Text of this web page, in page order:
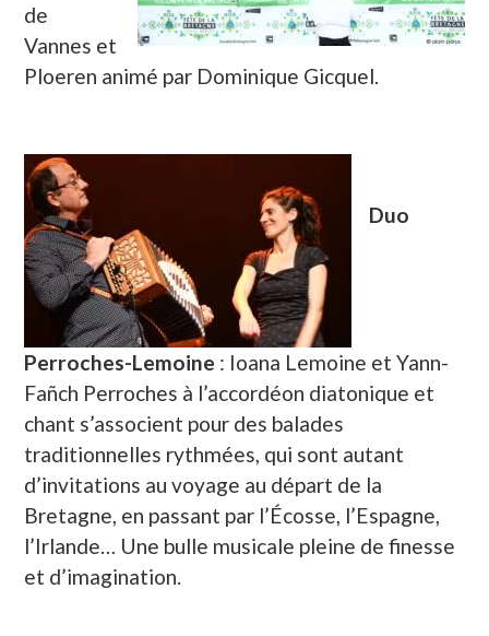
de
Vannes et
Ploeren animé par Dominique Gicquel.
Duo
Perroches-Lemoine : Ioana Lemoine et Yann-
Fañch Perroches à l’accordéon diatonique et
chant s’associent pour des balades
traditionnelles rythmées, qui sont autant
d’invitations au voyage au départ de la
Bretagne, en passant par l’Écosse, l’Espagne,
l’Irlande… Une bulle musicale pleine de finesse
et d’imagination.